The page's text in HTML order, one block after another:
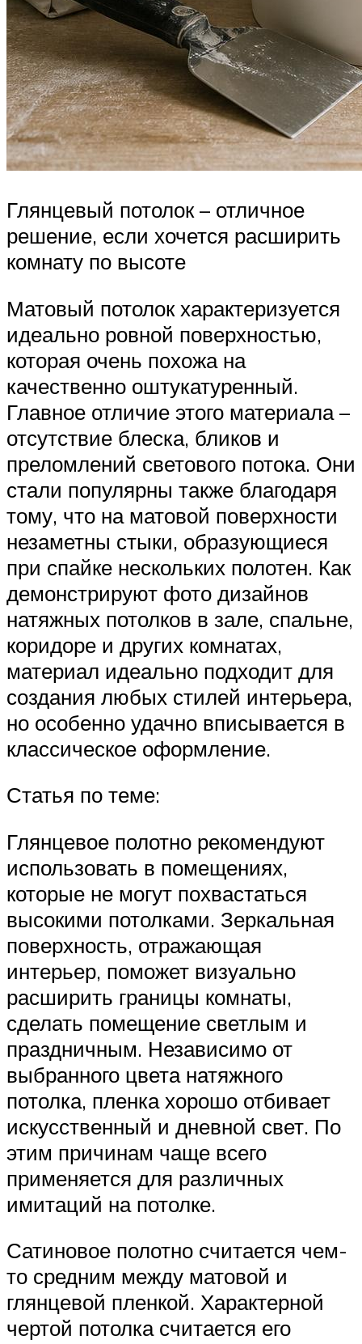
Глянцевый потолок – отличное
решение, если хочется расширить
комнату по высоте
Матовый потолок характеризуется
идеально ровной поверхностью,
которая очень похожа на
качественно оштукатуренный.
Главное отличие этого материала –
отсутствие блеска, бликов и
преломлений светового потока. Они
стали популярны также благодаря
тому, что на матовой поверхности
незаметны стыки, образующиеся
при спайке нескольких полотен. Как
демонстрируют фото дизайнов
натяжных потолков в зале, спальне,
коридоре и других комнатах,
материал идеально подходит для
создания любых стилей интерьера,
но особенно удачно вписывается в
классическое оформление.
Статья по теме:
Глянцевое полотно рекомендуют
использовать в помещениях,
которые не могут похвастаться
высокими потолками. Зеркальная
поверхность, отражающая
интерьер, поможет визуально
расширить границы комнаты,
сделать помещение светлым и
праздничным. Независимо от
выбранного цвета натяжного
потолка, пленка хорошо отбивает
искусственный и дневной свет. По
этим причинам чаще всего
применяется для различных
имитаций на потолке.
Сатиновое полотно считается чем-
то средним между матовой и
глянцевой пленкой. Характерной
чертой потолка считается его